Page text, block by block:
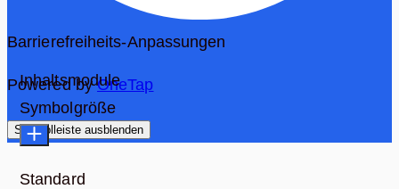
Barrierefreiheits-Anpassungen
Powered byOneTap
Symbolleiste ausblenden
Inhaltsmodule
Symbolgröße
Standard